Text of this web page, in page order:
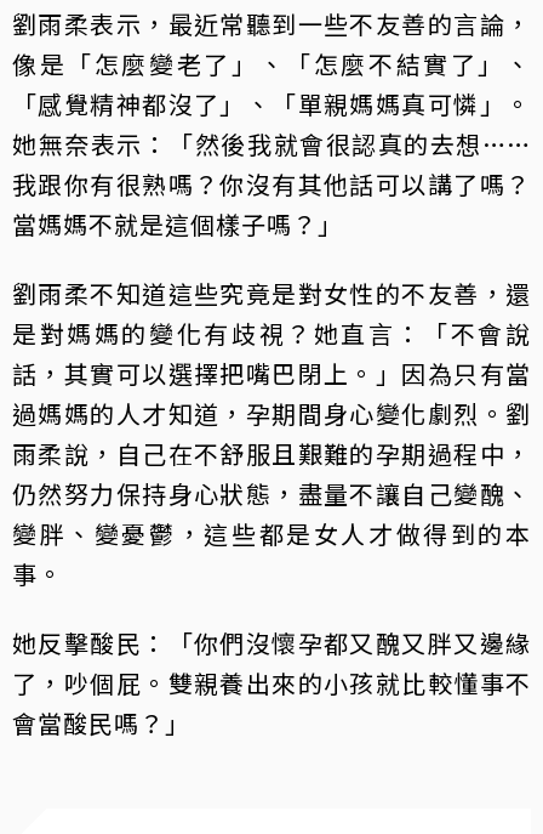
劉雨柔表示，最近常聽到一些不友善的言論，
像是「怎麼變老了」、「怎麼不結實了」、
「感覺精神都沒了」、「單親媽媽真可憐」。
她無奈表示：「然後我就會很認真的去想……
我跟你有很熟嗎？你沒有其他話可以講了嗎？
當媽媽不就是這個樣子嗎？」
劉雨柔不知道這些究竟是對女性的不友善，還
是對媽媽的變化有歧視？她直言：「不會說
話，其實可以選擇把嘴巴閉上。」因為只有當
過媽媽的人才知道，孕期間身心變化劇烈。劉
雨柔說，自己在不舒服且艱難的孕期過程中，
仍然努力保持身心狀態，盡量不讓自己變醜、
變胖、變憂鬱，這些都是女人才做得到的本
事。
她反擊酸民：「你們沒懷孕都又醜又胖又邊緣
了，吵個屁。雙親養出來的小孩就比較懂事不
會當酸民嗎？」